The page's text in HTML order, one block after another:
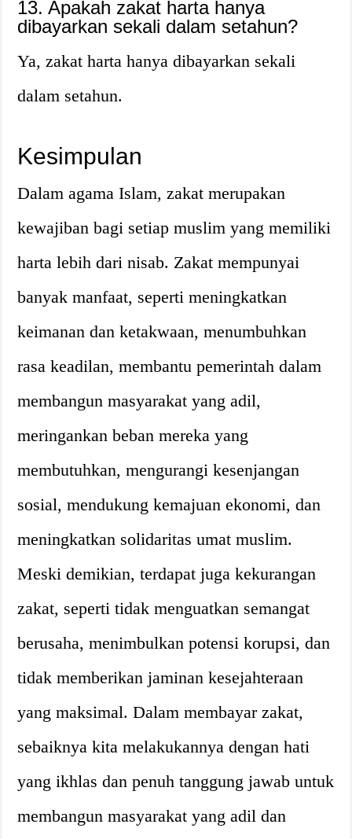
13. Apakah zakat harta hanya
dibayarkan sekali dalam setahun?
Ya, zakat harta hanya dibayarkan sekali
dalam setahun.
Kesimpulan
Dalam agama Islam, zakat merupakan
kewajiban bagi setiap muslim yang memiliki
harta lebih dari nisab. Zakat mempunyai
banyak manfaat, seperti meningkatkan
keimanan dan ketakwaan, menumbuhkan
rasa keadilan, membantu pemerintah dalam
membangun masyarakat yang adil,
meringankan beban mereka yang
membutuhkan, mengurangi kesenjangan
sosial, mendukung kemajuan ekonomi, dan
meningkatkan solidaritas umat muslim.
Meski demikian, terdapat juga kekurangan
zakat, seperti tidak menguatkan semangat
berusaha, menimbulkan potensi korupsi, dan
tidak memberikan jaminan kesejahteraan
yang maksimal. Dalam membayar zakat,
sebaiknya kita melakukannya dengan hati
yang ikhlas dan penuh tanggung jawab untuk
membangun masyarakat yang adil dan